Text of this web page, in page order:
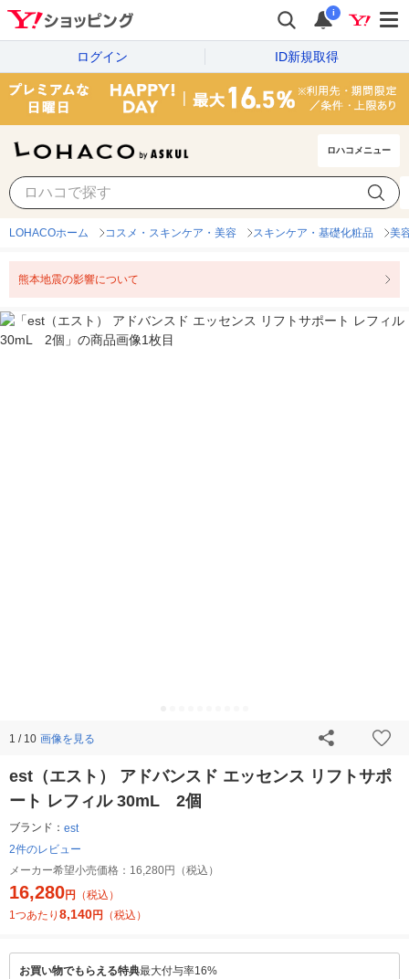
i
ログイン ID新規取得
ロハコメニュー
LOHACOホーム コスメ・スキンケア・美容 スキンケア・基礎化粧品 美
熊本地震の影響について
1 / 10 画像を見る
est（エスト） アドバンスド エッセンス リフトサポ
ート レフィル 30mL 2個
ブランド： est
2件のレビュー
メーカー希望小売価格： 16,280円（税込）
16,280円
（税込）
1つあたり 8,140円 （税込）
お買い物でもらえる特典最大付与率16%